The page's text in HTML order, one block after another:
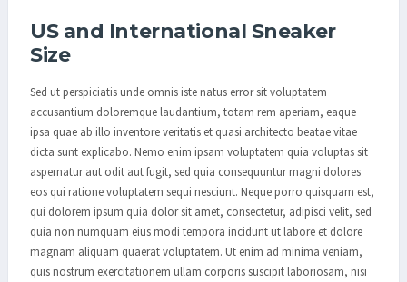
US and International Sneaker
Size
Sed ut perspiciatis unde omnis iste natus error sit voluptatem
accusantium doloremque laudantium, totam rem aperiam, eaque
ipsa quae ab illo inventore veritatis et quasi architecto beatae vitae
dicta sunt explicabo. Nemo enim ipsam voluptatem quia voluptas sit
aspernatur aut odit aut fugit, sed quia consequuntur magni dolores
eos qui ratione voluptatem sequi nesciunt. Neque porro quisquam est,
qui dolorem ipsum quia dolor sit amet, consectetur, adipisci velit, sed
quia non numquam eius modi tempora incidunt ut labore et dolore
magnam aliquam quaerat voluptatem. Ut enim ad minima veniam,
quis nostrum exercitationem ullam corporis suscipit laboriosam, nisi